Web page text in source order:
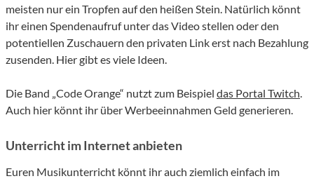
meisten nur ein Tropfen auf den heißen Stein. Natürlich könnt
ihr einen Spendenaufruf unter das Video stellen oder den
potentiellen Zuschauern den privaten Link erst nach Bezahlung
zusenden. Hier gibt es viele Ideen.
Die Band „Code Orange“ nutzt zum Beispiel das Portal Twitch.
Auch hier könnt ihr über Werbeeinnahmen Geld generieren.
Unterricht im Internet anbieten
Euren Musikunterricht könnt ihr auch ziemlich einfach im